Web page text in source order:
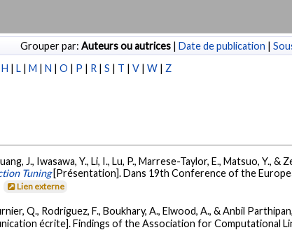
Grouper par: Auteurs ou autrices | Date de publication |
H |L |M |N |O | P | R |S | T |V |W | Z
J., Iwasawa, Y., Li, I., Lu, P., Marrese-Taylor, E., Matsuo, Y., &
Tuning [Présentation]. Dans 19th Conference of the
Lien externe
Q., Rodriguez, F., Boukhary, A., Elwood, A., & Anbil
écrite]. Findings of the Association for Computational